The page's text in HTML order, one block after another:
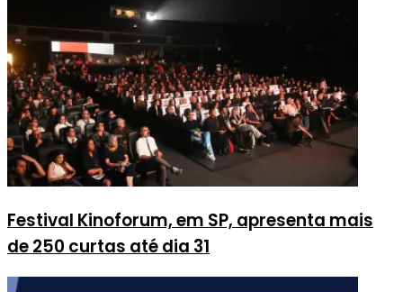
Festival Kinoforum, em SP, apresenta mais
de 250 curtas até dia 31